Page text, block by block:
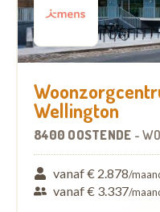
Wellington
8400 OOSTENDE -
vanaf € 2.878/
vanaf € 3.337/